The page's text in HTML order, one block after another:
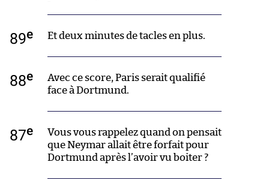
89e Et deux minutes de tacles en plus.
88e
Avec ce score, Paris serait qualifié
face à Dortmund.
87e
Vous vous rappelez quand on pensait
que Neymar allait être forfait pour
Dortmund après l’avoir vu boiter ?